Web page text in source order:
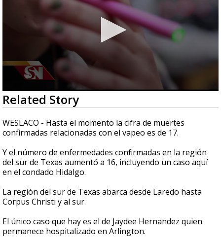
0
seconds
of
2
minutes,
1
Related Story
WESLACO - Hasta el momento la cifra de muertes
confirmadas relacionadas con el vapeo es de 17.
Y el número de enfermedades confirmadas en la región
del sur de Texas aumentó a 16, incluyendo un caso aquí
en el condado Hidalgo.
La región del sur de Texas abarca desde Laredo hasta
Corpus Christi y al sur.
El único caso que hay es el de Jaydee Hernandez quien
permanece hospitalizado en Arlington.